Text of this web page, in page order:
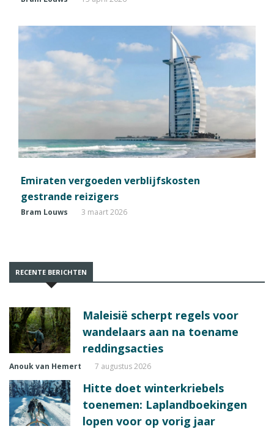
Emiraten vergoeden verblijfskosten
gestrande reizigers
Bram Louws 3 maart 2026
RECENTE BERICHTEN
Maleisië scherpt regels voor
wandelaars aan na toename
reddingsacties
Anouk van Hemert 7 augustus 2026
Hitte doet winterkriebels
toenemen: Laplandboekingen
lopen voor op vorig jaar